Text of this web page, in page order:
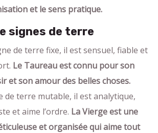
et le sens pratique.
signes de terre
de terre fixe, il est sensuel, fiable et
Le Taureau est connu pour son
et son amour des belles choses.
de terre mutable, il est analytique,
et aime l’ordre. La Vierge est une
et organisée qui aime tout